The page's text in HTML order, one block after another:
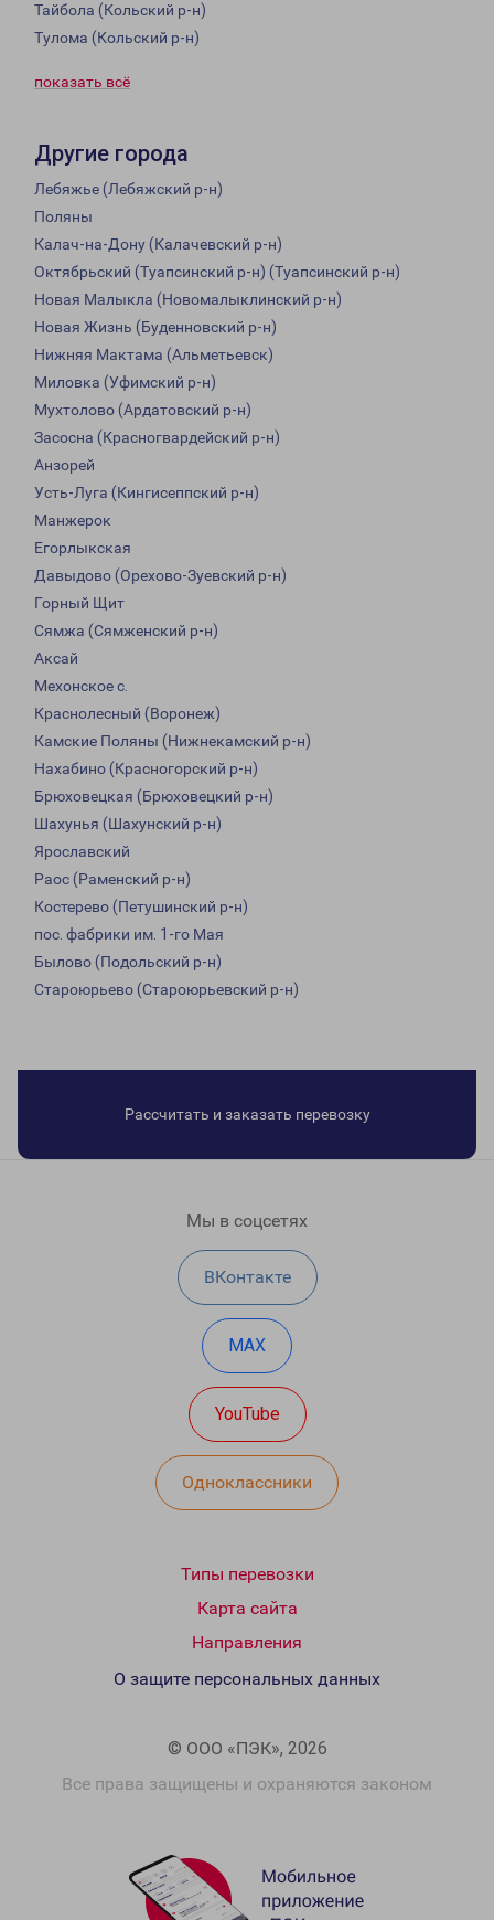
Тайбола (Кольский р-н)
Тулома (Кольский р-н)
показать всё
Другие города
Лебяжье (Лебяжский р-н)
Поляны
Калач-на-Дону (Калачевский р-н)
Октябрьский (Туапсинский р-н) (Туапсинский р-н)
Новая Малыкла (Новомалыклинский р-н)
Новая Жизнь (Буденновский р-н)
Нижняя Мактама (Альметьевск)
Миловка (Уфимский р-н)
Мухтолово (Ардатовский р-н)
Засосна (Красногвардейский р-н)
Анзорей
Усть-Луга (Кингисеппский р-н)
Манжерок
Егорлыкская
Давыдово (Орехово-Зуевский р-н)
Горный Щит
Сямжа (Сямженский р-н)
Аксай
Мехонское с.
Краснолесный (Воронеж)
Камские Поляны (Нижнекамский р-н)
Нахабино (Красногорский р-н)
Брюховецкая (Брюховецкий р-н)
Шахунья (Шахунский р-н)
Ярославский
Раос (Раменский р-н)
Костерево (Петушинский р-н)
пос. фабрики им. 1-го Мая
Былово (Подольский р-н)
Староюрьево (Староюрьевский р-н)
Рассчитать и заказать перевозку
Мы в соцсетях
ВКонтакте
MAX
YouTube
Одноклассники
Типы перевозки
Карта сайта
Направления
© ООО «ПЭК», 2026
Все права защищены и охраняются законом
О защите персональных данных